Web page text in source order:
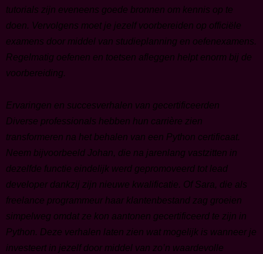
tutorials zijn eveneens goede bronnen om kennis op te
doen. Vervolgens moet je jezelf voorbereiden op officiële
examens door middel van studieplanning en oefenexamens.
Regelmatig oefenen en toetsen afleggen helpt enorm bij de
voorbereiding.
Ervaringen en succesverhalen van gecertificeerden
Diverse professionals hebben hun carrière zien
transformeren na het behalen van een Python certificaat.
Neem bijvoorbeeld Johan, die na jarenlang vastzitten in
dezelfde functie eindelijk werd gepromoveerd tot lead
developer dankzij zijn nieuwe kwalificatie. Of Sara, die als
freelance programmeur haar klantenbestand zag groeien
simpelweg omdat ze kon aantonen gecertificeerd te zijn in
Python. Deze verhalen laten zien wat mogelijk is wanneer je
investeert in jezelf door middel van zo’n waardevolle